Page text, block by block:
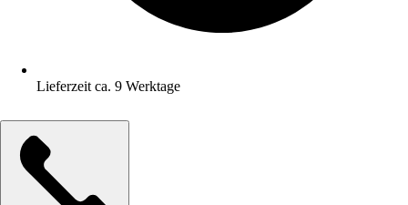
Lieferzeit ca. 9 Werktage